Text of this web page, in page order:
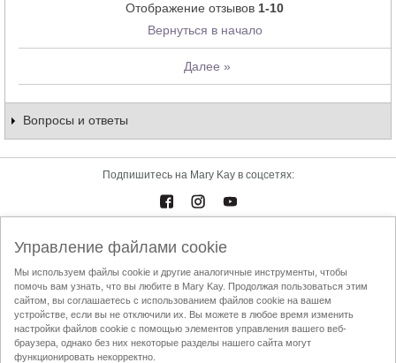
Отображение отзывов 1-10
Вернуться в начало
Далее »
Вопросы и ответы
Подпишитесь на Mary Kay в соцсетях:
Каталоги Контакты
Условия использования Доставка и оплата
Mary Kay InTouch
Политика конфиденциальности
Найти Независимого Консультанта по красоте
Кодекс этики АППК
Управление файлами cookie
Мы используем файлы cookie и другие аналогичные инструменты, чтобы
помочь вам узнать, что вы любите в Mary Kay. Продолжая пользоваться этим
сайтом, вы соглашаетесь с использованием файлов cookie на вашем
устройстве, если вы не отключили их. Вы можете в любое время изменить
настройки файлов cookie с помощью элементов управления вашего веб-
браузера, однако без них некоторые разделы нашего сайта могут
функционировать некорректно.